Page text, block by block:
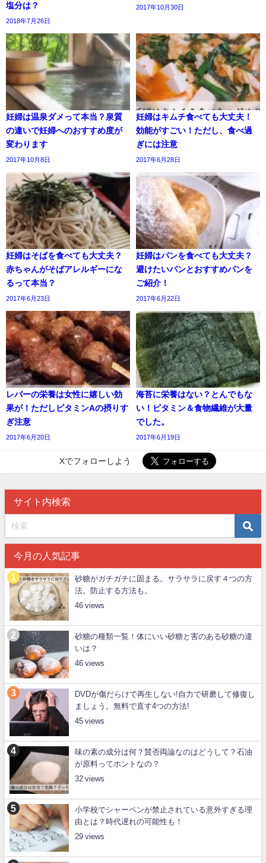
塩分は？
2018年7月26日
2017年10月30日
妊婦は温泉ダメって本当？泉質
の違いで妊婦へのおすすめ度が
変わります
2017年10月8日
妊婦はキムチ食べても大丈夫！
効能がすごい！ただし、食べ過
ぎには注意
2017年6月28日
妊婦はそばを食べても大丈夫？
赤ちゃんがそばアレルギーにな
るって本当？
2017年6月23日
妊婦はパンを食べても大丈夫？
避けたいパンとおすすめパンを
ご紹介！
2017年6月22日
レバーの栄養は女性に嬉しい効
果が！ただしビタミンAの摂りす
ぎ注意
2017年6月20日
海苔に栄養はない？とんでもな
い！ビタミン＆食物繊維が大量
でした。
2017年6月19日
Xでフォローしよう
サイト内検索
今月の人気記事
砂糖がガチガチに固まる。サラサラに戻す４つの方
法。防止する方法も。
46
砂糖の種類一覧！体にいい砂糖と害のある砂糖の違
いは？
46
DVDが傷だらけで再生しない!自力で研磨して修復し
ましょう。無料で直す4つの方法!
45
味の素の成分は何？賛否両論なのはどうして？石油
が原料ってホントなの？
32
小学校でシャーペンが禁止されている意外すぎる理
由とは？時代遅れの可能性も！
29